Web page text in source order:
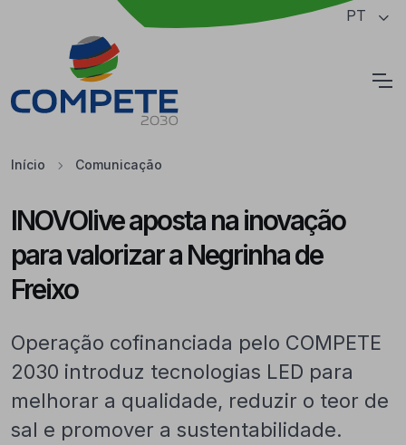
Saltar para o conteúdo principal da página PT
Início Comunicação
INOVOlive aposta na inovação
para valorizar a Negrinha de
Freixo
Operação cofinanciada pelo COMPETE
2030 introduz tecnologias LED para
melhorar a qualidade, reduzir o teor de
sal e promover a sustentabilidade.